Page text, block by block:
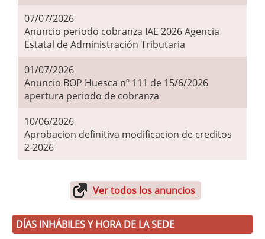
07/07/2026
Anuncio periodo cobranza IAE 2026 Agencia
Estatal de Administración Tributaria
01/07/2026
Anuncio BOP Huesca nº 111 de 15/6/2026
apertura periodo de cobranza
10/06/2026
Aprobacion definitiva modificacion de creditos
2-2026
Ver todos los anuncios
DÍAS INHÁBILES Y HORA DE LA SEDE